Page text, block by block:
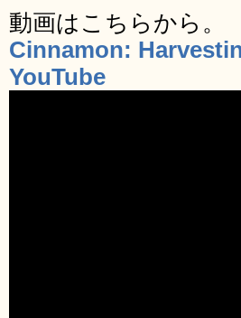
動画はこちらから。
Cinnamon:
YouTube